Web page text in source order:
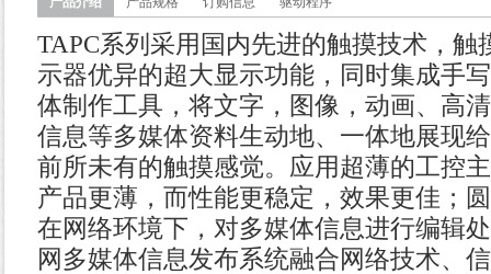
TAPC系列 采用国内先进的触摸技术，
示器优异的超大显示功能，同时集成手
体制作工具，将文字，图像，动画、高
信息等多媒体资料生动地、一体地展现
前所未有的触摸感觉。 应用超薄的工控
产品更薄，而性能更稳定，效果更佳；
在网络环境下，对多媒体信息进行编辑
网多媒体信息发布系统融合网络技术、